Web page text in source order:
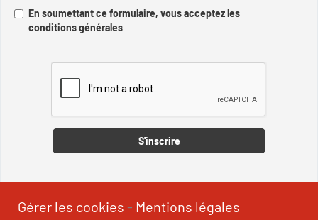
En soumettant ce formulaire, vous acceptez les
conditions générales
S'inscrire
Gérer les cookies - Mentions légales